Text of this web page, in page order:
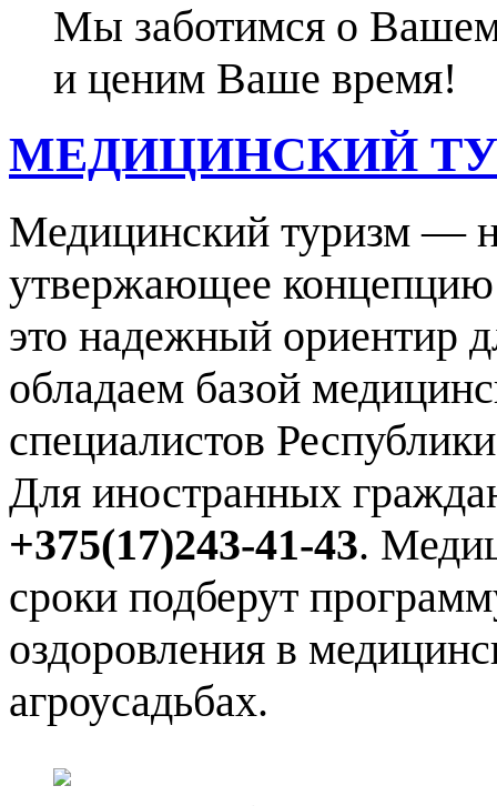
Мы заботимся о Вашем
и ценим Ваше время!
МЕДИЦИНСКИЙ
Медицинский туризм —
утвержающее
это надежный ориентир
обладаем базой
специалистов
Для иностранных
+375(17)243-41-43.
сроки подберут
оздоровления в
агроусадьбах.